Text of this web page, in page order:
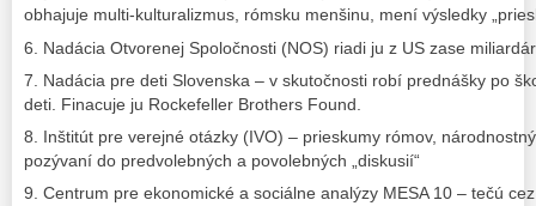
obhajuje multi-kulturalizmus, rómsku menšinu, mení výsledky
6. Nadácia Otvorenej Spoločnosti (NOS) riadi ju z US zase
7. Nadácia pre deti Slovenska – v skutočnosti robí prednášky po
deti. Finacuje ju Rockefeller Brothers Found.
8. Inštitút pre verejné otázky (IVO) – prieskumy rómov,
pozývaní do predvolebných a povolebných „diskusií“
9. Centrum pre ekonomické a sociálne analýzy MESA 10 – tečú